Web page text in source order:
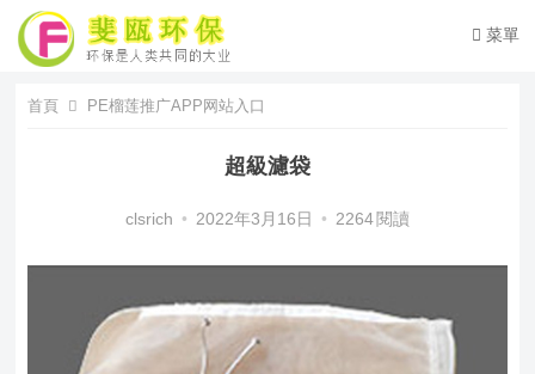
菜單
首頁 PE榴莲推广APP网站入口
超級濾袋
clsrich • 2022年3月16日 • 2264 閱讀